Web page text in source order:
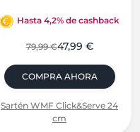
Hasta 4,2% de cashback
79,99 €47,99 €
COMPRA AHORA
Sartén WMF Click&Serve 24
cm